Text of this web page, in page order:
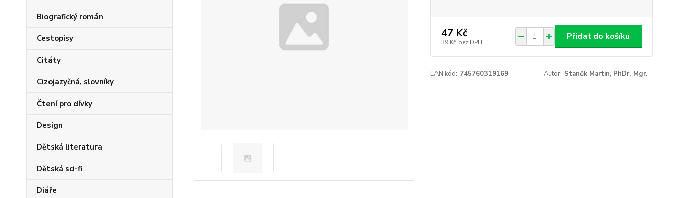
Biografický román
Cestopisy
Citáty
Cizojazyčná, slovníky
Čtení pro dívky
Design
Dětská literatura
Dětská sci-fi
Diáře
47 Kč
39 Kč bez DPH
Přidat do košíku
EAN kód: 745760319169 Autor: Staněk Martin, PhDr. Mgr.